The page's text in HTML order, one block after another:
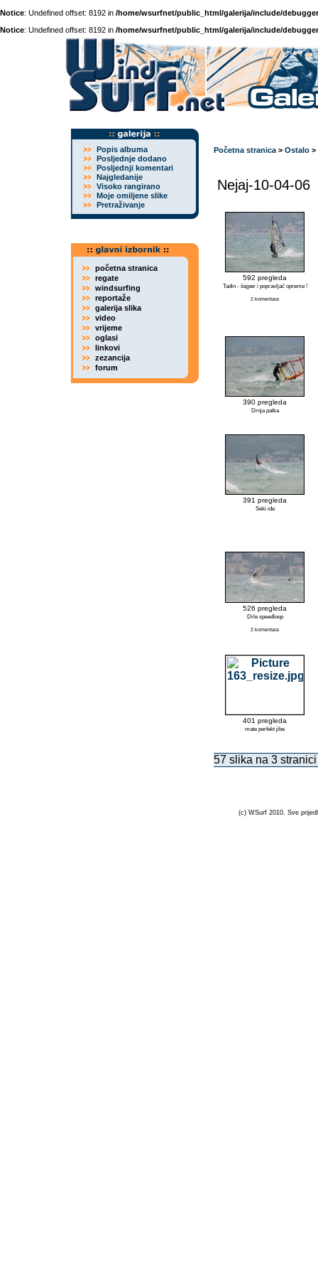
Notice: Undefined offset: 8192 in /home/wsurfnet/public_html/galerija/include/
Notice: Undefined offset: 8192 in /home/wsurfnet/public_html/galerija/include/
Popis albuma
Posljednje dodano
Posljednji komentari
Najgledanije
Visoko rangirano
Moje omiljene slike
Pretraživanje
početna stranica
regate
windsurfing
reportaže
galerija slika
video
vrijeme
oglasi
linkovi
zezancija
forum
Početna stranica > Ostalo >
Nejaj-10-04-06
592 pregleda
Tadin - šejper i popravljač opreme !
2 komentara
390 pregleda
Drnja patka
391 pregleda
Seki ide
526 pregleda
Drle speedloop
2 komentara
401 pregleda
mate perfekt jibe
57 slika na 3 stranici
(c) WSurf 2010. Sve